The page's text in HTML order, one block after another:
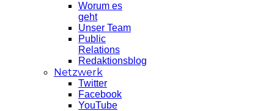
Worum es
geht
Unser Team
Public
Relations
Redaktionsblog
Netzwerk
Twitter
Facebook
YouTube